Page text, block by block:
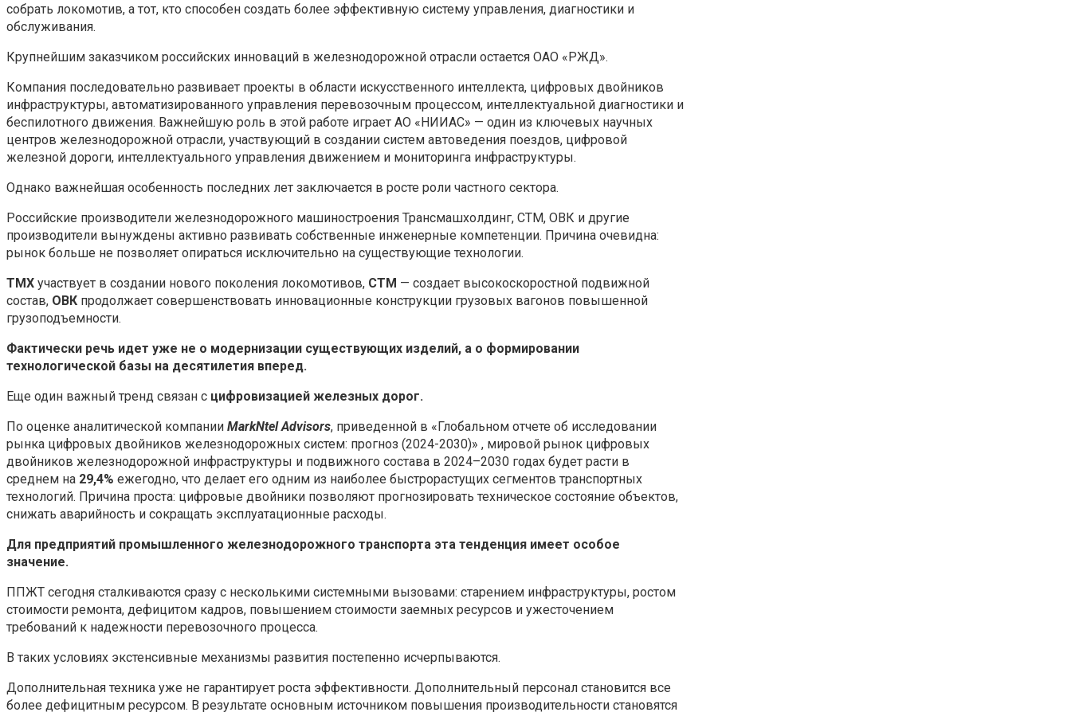
собрать локомотив, а тот, кто способен создать более эффективную систему управления, диагностики и
обслуживания.
Крупнейшим заказчиком российских инноваций в железнодорожной отрасли остается ОАО «РЖД».
Компания последовательно развивает проекты в области искусственного интеллекта, цифровых двойников
инфраструктуры, автоматизированного управления перевозочным процессом, интеллектуальной диагностики и
беспилотного движения. Важнейшую роль в этой работе играет АО «НИИАС» — один из ключевых научных
центров железнодорожной отрасли, участвующий в создании систем автоведения поездов, цифровой
железной дороги, интеллектуального управления движением и мониторинга инфраструктуры.
Однако важнейшая особенность последних лет заключается в росте роли частного сектора.
Российские производители железнодорожного машиностроения Трансмашхолдинг, СТМ, ОВК и другие
производители вынуждены активно развивать собственные инженерные компетенции. Причина очевидна:
рынок больше не позволяет опираться исключительно на существующие технологии.
ТМХ участвует в создании нового поколения локомотивов, СТМ — создает высокоскоростной подвижной
состав, ОВК продолжает совершенствовать инновационные конструкции грузовых вагонов повышенной
грузоподъемности.
Фактически речь идет уже не о модернизации существующих изделий, а о формировании
технологической базы на десятилетия вперед.
Еще один важный тренд связан с цифровизацией железных дорог.
По оценке аналитической компании MarkNtel Advisors, приведенной в «Глобальном отчете об исследовании
рынка цифровых двойников железнодорожных систем: прогноз (2024-2030)» , мировой рынок цифровых
двойников железнодорожной инфраструктуры и подвижного состава в 2024–2030 годах будет расти в
среднем на 29,4% ежегодно, что делает его одним из наиболее быстрорастущих сегментов транспортных
технологий. Причина проста: цифровые двойники позволяют прогнозировать техническое состояние объектов,
снижать аварийность и сокращать эксплуатационные расходы.
Для предприятий промышленного железнодорожного транспорта эта тенденция имеет особое
значение.
ППЖТ сегодня сталкиваются сразу с несколькими системными вызовами: старением инфраструктуры, ростом
стоимости ремонта, дефицитом кадров, повышением стоимости заемных ресурсов и ужесточением
требований к надежности перевозочного процесса.
В таких условиях экстенсивные механизмы развития постепенно исчерпываются.
Дополнительная техника уже не гарантирует роста эффективности. Дополнительный персонал становится все
более дефицитным ресурсом. В результате основным источником повышения производительности становятся